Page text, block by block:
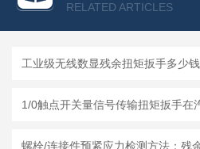
RELATED ARTICLES